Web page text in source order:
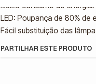
Baixo consumo de energia.
LED: Poupança de 80%
Fácil substituição das
PARTILHAR ESTE PRODUTO